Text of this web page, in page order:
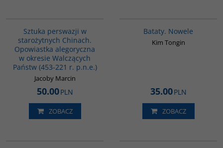
Sztuka perswazji w
starożytnych Chinach.
Opowiastka alegoryczna
w okresie Walczących
Państw (453-221 r. p.n.e.)
Jacoby Marcin
50.00PLN
ZOBACZ
Bataty. Nowele
Kim Tongin
35.00PLN
ZOBACZ